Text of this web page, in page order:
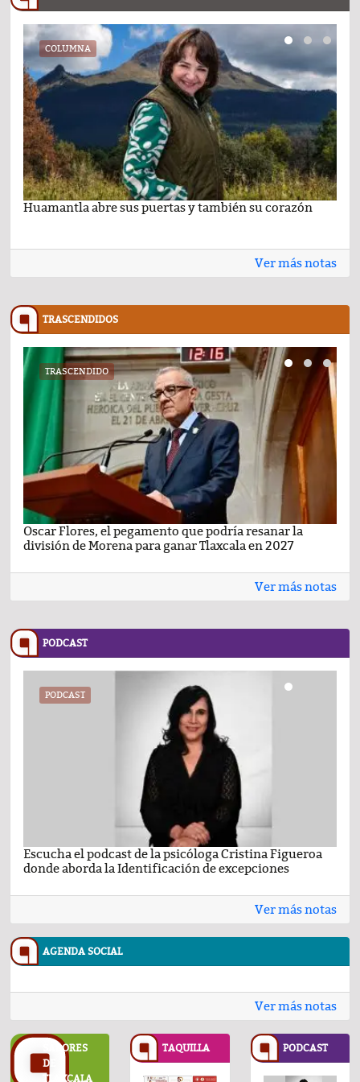
COLUMNA
Huamantla abre sus puertas y también su corazón
Ver más notas
TRASCENDIDOS
TRASCENDIDO
Oscar Flores, el pegamento que podría resanar la
división de Morena para ganar Tlaxcala en 2027
Ver más notas
PODCAST
PODCAST
Escucha el podcast de la psicóloga Cristina Figueroa
donde aborda la Identificación de excepciones
Ver más notas
AGENDA SOCIAL
Ver más notas
SABORES
DE
TLAXCALA
TAQUILLA PODCAST